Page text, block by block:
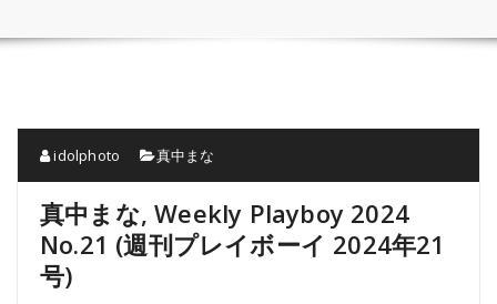
idolphoto 真中まな
真中まな, Weekly Playboy 2024
No.21 (週刊プレイボーイ 2024年21
号)